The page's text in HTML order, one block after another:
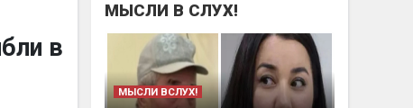
в
МЫСЛИ В СЛУХ!
МЫСЛИ ВСЛУХ!